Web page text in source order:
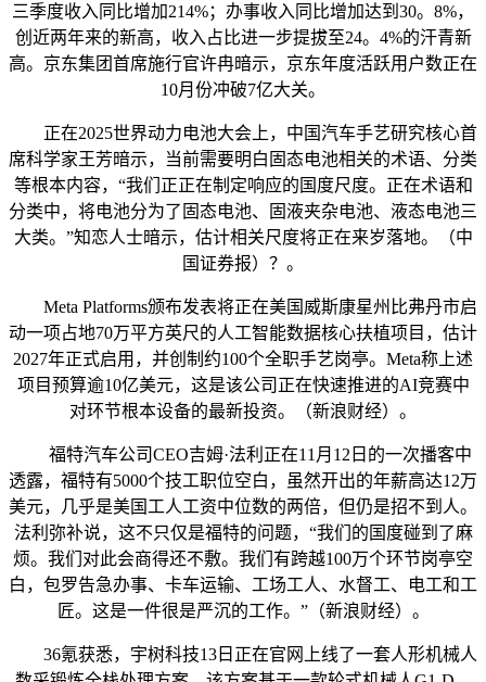
三季度收入同比增加214%；办事收入同比增加达到30。8%，
创近两年来的新高，收入占比进一步提拔至24。4%的汗青新
高。京东集团首席施行官许冉暗示，京东年度活跃用户数正在
10月份冲破7亿大关。
正在2025世界动力电池大会上，中国汽车手艺研究核心首
席科学家王芳暗示，当前需要明白固态电池相关的术语、分类
等根本内容，“我们正正在制定响应的国度尺度。正在术语和
分类中，将电池分为了固态电池、固液夹杂电池、液态电池三
大类。”知恋人士暗示，估计相关尺度将正在来岁落地。（中
国证券报）？。
Meta Platforms颁布发表将正在美国威斯康星州比弗丹市启
动一项占地70万平方英尺的人工智能数据核心扶植项目，估计
2027年正式启用，并创制约100个全职手艺岗亭。Meta称上述
项目预算逾10亿美元，这是该公司正在快速推进的AI竞赛中
对环节根本设备的最新投资。（新浪财经）。
福特汽车公司CEO吉姆·法利正在11月12日的一次播客中
透露，福特有5000个技工职位空白，虽然开出的年薪高达12万
美元，几乎是美国工人工资中位数的两倍，但仍是招不到人。
法利弥补说，这不只仅是福特的问题，“我们的国度碰到了麻
烦。我们对此会商得还不敷。我们有跨越100万个环节岗亭空
白，包罗告急办事、卡车运输、工场工人、水督工、电工和工
匠。这是一件很是严沉的工作。”（新浪财经）。
36氪获悉，宇树科技13日正在官网上线了一套人形机械人